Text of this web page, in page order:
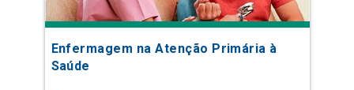
Enfermagem na Atenção Primária à
Saúde